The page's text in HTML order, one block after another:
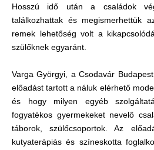
Hosszú idő után a családok
találkozhattak és megismerhettük
remek lehetőség volt a
szülőknek egyaránt.
Varga Györgyi, a Csodavár
előadást tartott a náluk elérhető
és hogy milyen egyéb
fogyatékos gyermekeket nevelő
táborok, szülőcsoportok. Az
kutyaterápiás és színeskotta